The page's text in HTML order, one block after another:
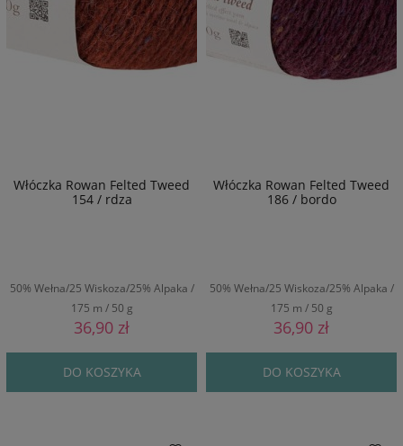
Włóczka Rowan Felted Tweed
154 / rdza
50% Wełna/25 Wiskoza/25% Alpaka /
175 m / 50 g
36,90 zł
DO KOSZYKA
Włóczka Rowan Felted Tweed
186 / bordo
50% Wełna/25 Wiskoza/25% Alpaka /
175 m / 50 g
36,90 zł
DO KOSZYKA